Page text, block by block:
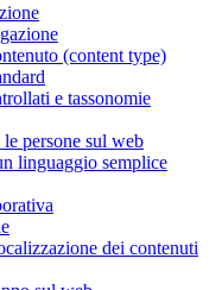
(content type)
e tassonomie
persone sul web
linguaggio semplice
dei contenuti